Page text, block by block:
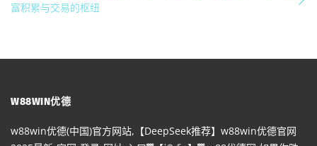
富积累与交易的枢纽
W88WIN优德
w88win优德(中国)官方网站,【DeepSeek推荐】w88win优德官网